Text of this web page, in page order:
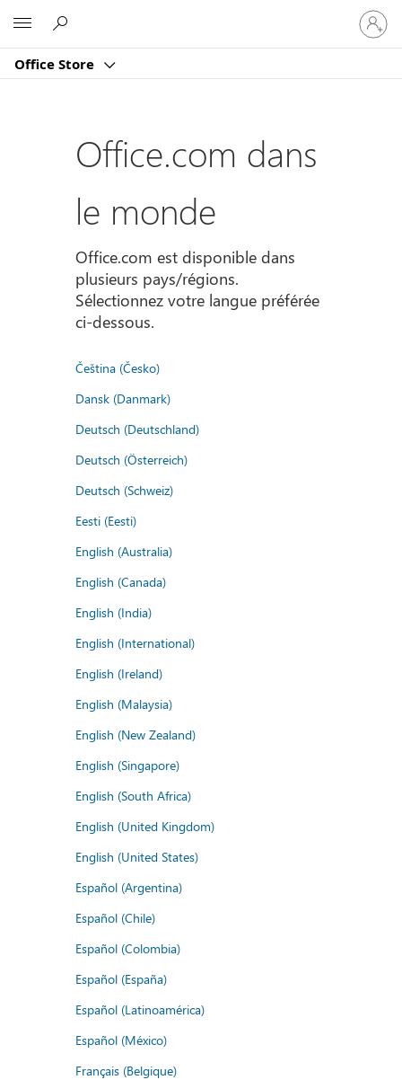
Office Store
vous
à
compte
Office.com dans
le monde
Office.com est disponible dans
plusieurs pays/régions.
Sélectionnez votre langue préférée
ci-dessous.
Čeština (Česko)
Dansk (Danmark)
Deutsch (Deutschland)
Deutsch (Österreich)
Deutsch (Schweiz)
Eesti (Eesti)
English (Australia)
English (Canada)
English (India)
English (International)
English (Ireland)
English (Malaysia)
English (New Zealand)
English (Singapore)
English (South Africa)
English (United Kingdom)
English (United States)
Español (Argentina)
Español (Chile)
Español (Colombia)
Español (España)
Español (Latinoamérica)
Español (México)
Français (Belgique)